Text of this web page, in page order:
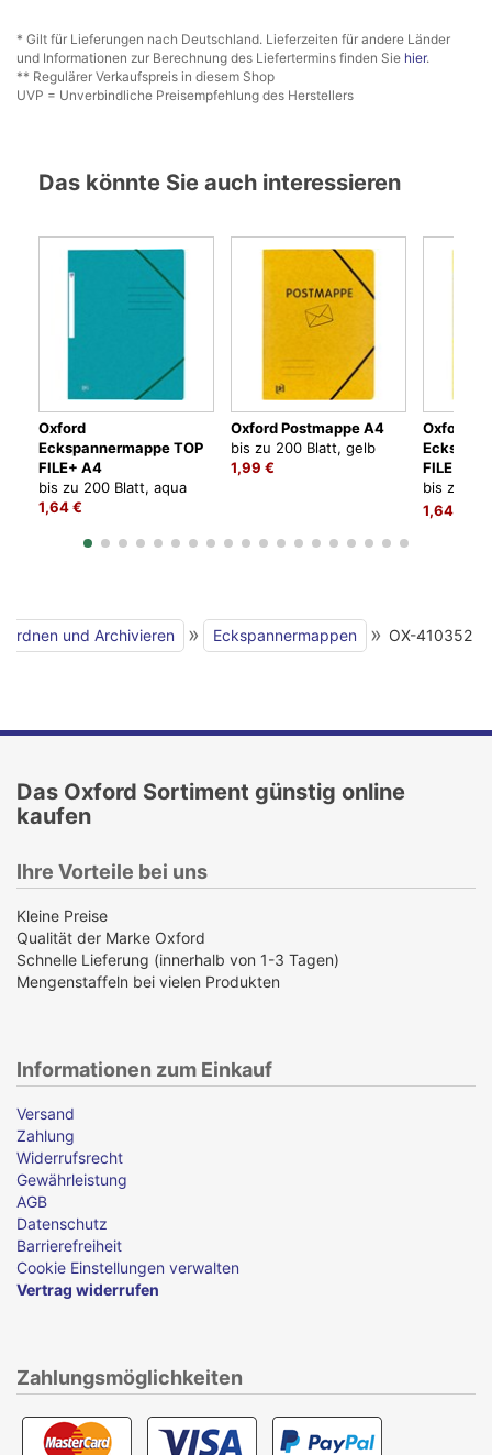
* Gilt für Lieferungen nach Deutschland. Lieferzeiten für andere Länder
und Informationen zur Berechnung des Liefertermins finden Sie hier.
** Regulärer Verkaufspreis in diesem Shop
UVP = Unverbindliche Preisempfehlung des Herstellers
Das könnte Sie auch interessieren
Oxford
Eckspannermappe TOP
FILE+ A4
bis zu 200 Blatt, aqua
1,64 €
Oxford Postmappe A4
bis zu 200 Blatt, gelb
1,99 €
Oxford
FILE+ A4
bis zu
gelb
1,64 €
Ordnen und Archivieren » Eckspannermappen » OX-410352
Das Oxford Sortiment günstig online
kaufen
Ihre Vorteile bei uns
Kleine Preise
Qualität der Marke Oxford
Schnelle Lieferung (innerhalb von 1-3 Tagen)
Mengenstaffeln bei vielen Produkten
Informationen zum Einkauf
Versand
Zahlung
Widerrufsrecht
Gewährleistung
AGB
Datenschutz
Barrierefreiheit
Cookie Einstellungen verwalten
Vertrag widerrufen
Zahlungsmöglichkeiten